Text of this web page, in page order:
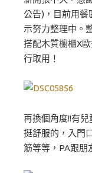
公告)，目前用餐
示努力整理中。
搭配木質櫥櫃X
行取用！
再換個角度!!有
挺舒服的，入門
筋等等，PA跟朋